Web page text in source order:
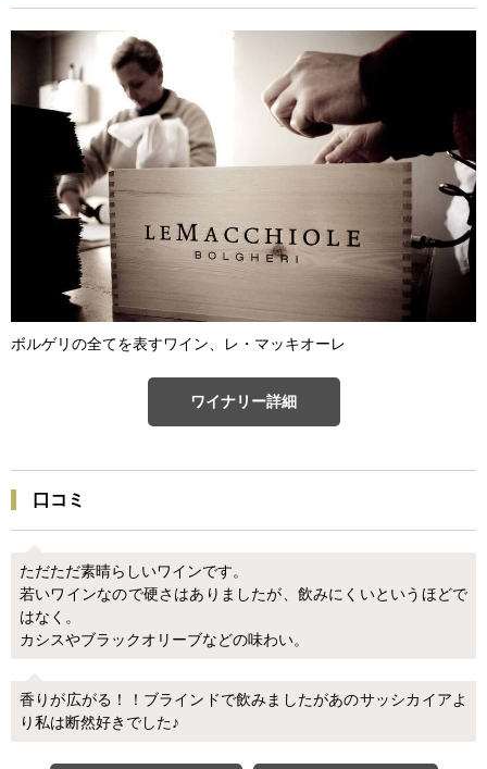
ボルゲリの全てを表すワイン、レ・マッキオーレ
ワイナリー詳細
口コミ
ただただ素晴らしいワインです。
若いワインなので硬さはありましたが、飲みにくいというほどで
はなく。
カシスやブラックオリーブなどの味わい。
香りが広がる！！ブラインドで飲みましたがあのサッシカイアよ
り私は断然好きでした♪